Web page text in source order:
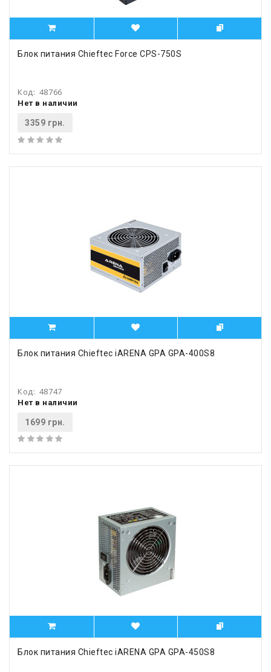
Блок питания Chieftec Force CPS-750S
Код: 48766
Нет в наличии
3359 грн.
Блок питания Chieftec iARENA GPA GPA-400S8
Код: 48747
Нет в наличии
1699 грн.
Блок питания Chieftec iARENA GPA GPA-450S8